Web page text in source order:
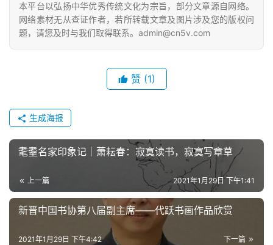
本平台以弘扬中华优秀传统文化为宗旨，部分文章源自网络。
网络素材无从查证作者，若所转载文章及图片涉及您的版权问
题，请您及时与我们取得联系。admin@cn5v.com
赞 (1)
生成海报
耄耋名家印象记｜萧耘春：寂寞读书，寂寞写章草
上一篇 2021年1月29日 下午1:41
新晋中国书协第八届副主席——代跃书画作品欣赏
下一篇
2021年1月29日 下午4:42